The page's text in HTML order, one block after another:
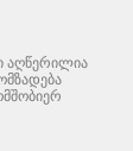
აღწერილია